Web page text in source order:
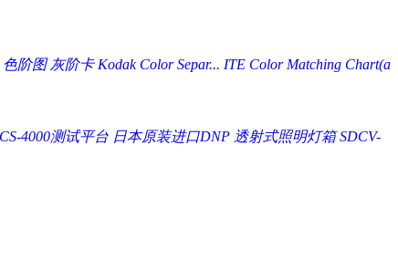
阶图 灰阶卡 Kodak Color Separ... ITE Color Matching Chart(a
4000测试平台 日本原装进口DNP 透射式照明灯箱 SDCV-